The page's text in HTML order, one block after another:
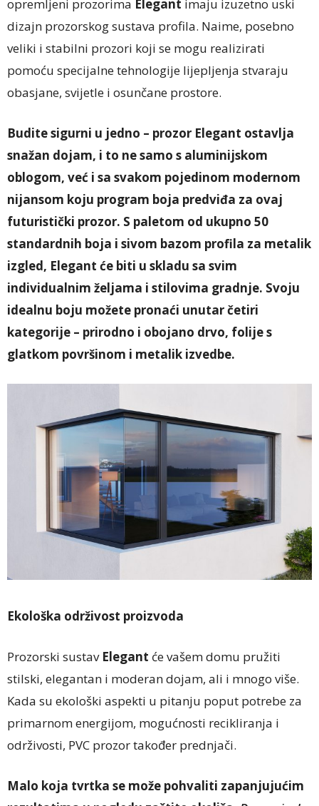
opremljeni prozorima Elegant imaju izuzetno uski
dizajn prozorskog sustava profila. Naime, posebno
veliki i stabilni prozori koji se mogu realizirati
pomoću specijalne tehnologije lijepljenja stvaraju
obasjane, svijetle i osunčane prostore.
Budite sigurni u jedno – prozor Elegant ostavlja
snažan dojam, i to ne samo s aluminijskom
oblogom, već i sa svakom pojedinom modernom
nijansom koju program boja predviđa za ovaj
futuristički prozor. S paletom od ukupno 50
standardnih boja i sivom bazom profila za metalik
izgled, Elegant će biti u skladu sa svim
individualnim željama i stilovima gradnje. Svoju
idealnu boju možete pronaći unutar četiri
kategorije – prirodno i obojano drvo, folije s
glatkom površinom i metalik izvedbe.
Ekološka održivost proizvoda
Prozorski sustavElegant će vašem domu pružiti
stilski, elegantan i moderan dojam, ali i mnogo više.
Kada su ekološki aspekti u pitanju poput potrebe za
primarnom energijom, mogućnosti recikliranja i
održivosti, PVC prozor također prednjači.
Malo koja tvrtka se može pohvaliti zapanjujućim